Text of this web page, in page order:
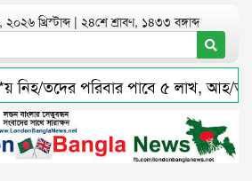
খ্রিস্টাব্দ | ২৪শে শ্রাবণ, ১৪৩৩ বঙ্গাব্দ
নিহ/তদের পরিবার পাবে ৫ লাখ, আহ/